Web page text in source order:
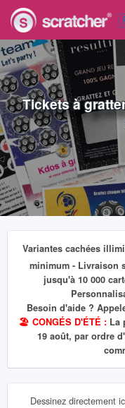
Tickets à
Variantes cachées
minimum - Livraison
jusqu'à 10 000
Besoin d'aide ?
🏖️ CONGÉS D'ÉTÉ : La
19 août, par ordre
Dessinez directement